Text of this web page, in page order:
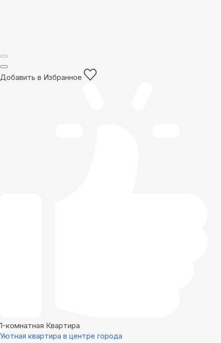
Добавить в Избранное
1-комнатная Квартира
Уютная квартира в центре города